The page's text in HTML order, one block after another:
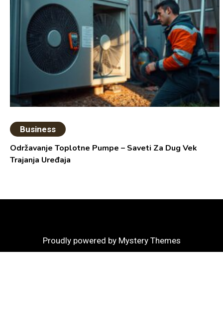
Business
Održavanje Toplotne Pumpe – Saveti Za Dug Vek
Trajanja Uređaja
Proudly powered by Mystery Themes